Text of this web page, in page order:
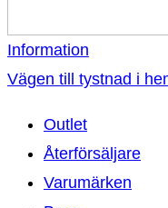
Information
Vägen till tystnad i
Outlet
Återförsäljare
Varumärken